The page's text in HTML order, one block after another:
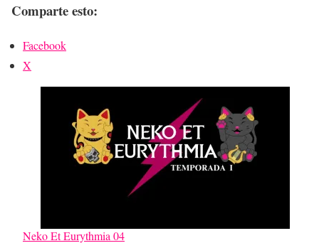
Comparte esto:
Facebook
X
Neko Et Eurythmia 04